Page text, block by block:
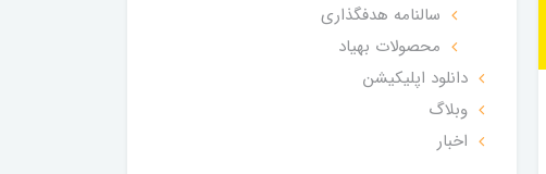
سالنامه هدفگذاری
محصولات بهیاد
دانلود اپلیکیشن
وبلاگ
اخبار